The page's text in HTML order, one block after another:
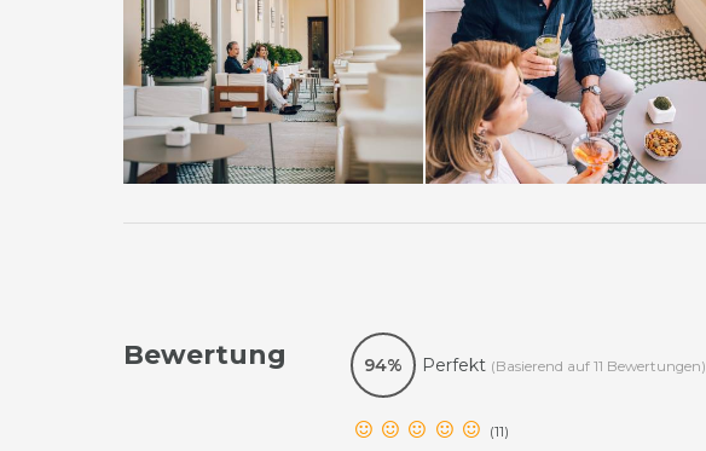
Bewertung 94% Perfekt (Basierend auf 11 Bewertungen)
(11)